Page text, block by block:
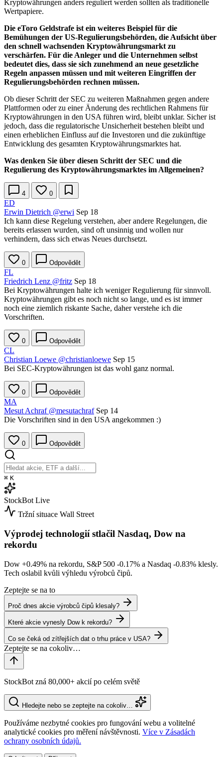
Kryptowährungen anders reguliert werden sollten als traditionelle
Wertpapiere.
Die eToro Geldstrafe ist ein weiteres Beispiel für die
Bemühungen der US-Regulierungsbehörden, die Aufsicht über
den schnell wachsenden Kryptowährungsmarkt zu
verschärfen. Für die Anleger und die Unternehmen selbst
bedeutet dies, dass sie sich zunehmend an neue gesetzliche
Regeln anpassen müssen und mit weiteren Eingriffen der
Regulierungsbehörden rechnen müssen.
Ob dieser Schritt der SEC zu weiteren Maßnahmen gegen andere
Plattformen oder zu einer Änderung des rechtlichen Rahmens für
Kryptowährungen in den USA führen wird, bleibt unklar. Sicher ist
jedoch, dass die regulatorische Unsicherheit bestehen bleibt und
einen erheblichen Einfluss auf die Investoren und die zukünftige
Entwicklung des gesamten Kryptowährungsmarktes hat.
Was denken Sie über diesen Schritt der SEC und die
Regulierung des Kryptowährungsmarktes im Allgemeinen?
4 0
ED
Erwin Dietrich @erwi Sep 18
Ich kann diese Regelung verstehen, aber andere Regelungen, die
bereits erlassen wurden, sind oft unsinnig und wollen nur
verhindern, dass sich etwas Neues durchsetzt.
0 Odpovědět
FL
Friedrich Lenz @fritz Sep 18
Bei Kryptowährungen halte ich weniger Regulierung für sinnvoll.
Kryptowährungen gibt es noch nicht so lange, und es ist immer
noch eine ziemlich riskante Sache, daher verstehe ich die
Vorschriften.
0 Odpovědět
CL
Christian Loewe @christianloewe Sep 15
Bei SEC-Kryptowährungen ist das wohl ganz normal.
0 Odpovědět
MA
Mesut Achraf @mesutachraf Sep 14
Die Vorschriften sind in den USA angekommen :)
0 Odpovědět
⌘ K
StockBot Live
Tržní situace Wall Street
Výprodej technologií stlačil Nasdaq, Dow na
rekordu
Dow +0.49% na rekordu, S&P 500 -0.17% a Nasdaq -0.83% klesly.
Tech oslabil kvůli výhledu výrobců čipů.
Zeptejte se na to
Proč dnes akcie výrobců čipů klesaly?
Které akcie vynesly Dow k rekordu?
Co se čeká od zítřejších dat o trhu práce v USA?
StockBot zná 80,000+ akcií po celém světě
Hledejte nebo se zeptejte na cokoliv…
Používáme nezbytné cookies pro fungování webu a volitelné
analytické cookies pro měření návštěvnosti. Více v Zásadách
ochrany osobních údajů.